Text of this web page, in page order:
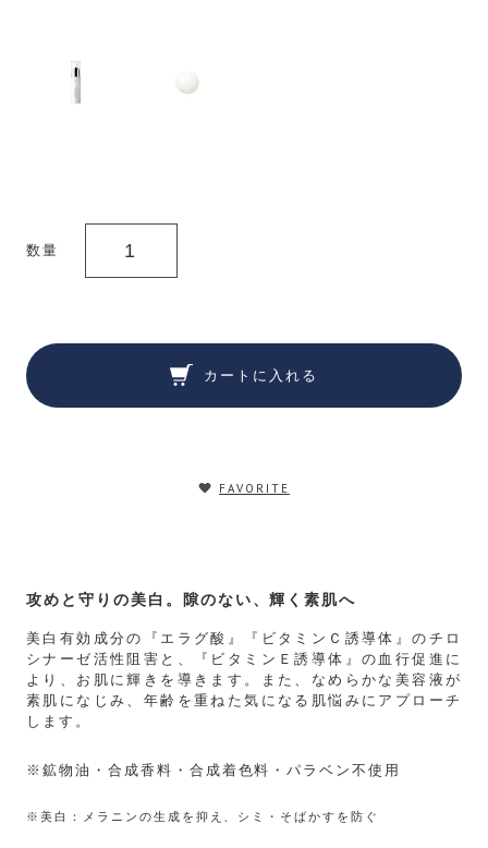
数量
カートに入れる
FAVORITE
攻めと守りの美白。隙のない、輝く素肌へ
美白有効成分の『エラグ酸』『ビタミンＣ誘導体』のチロ
シナーゼ活性阻害と、『ビタミンＥ誘導体』の血行促進に
より、お肌に輝きを導きます。また、なめらかな美容液が
素肌になじみ、年齢を重ねた気になる肌悩みにアプローチ
します。
※鉱物油・合成香料・合成着色料・パラベン不使用
※美白：メラニンの生成を抑え、シミ・そばかすを防ぐ